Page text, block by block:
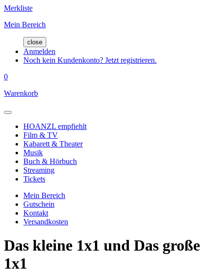
Merkliste
Mein Bereich
close
Anmelden
Noch kein Kundenkonto? Jetzt registrieren.
0
Warenkorb
HOANZL empfiehlt
Film & TV
Kabarett & Theater
Musik
Buch & Hörbuch
Streaming
Tickets
Mein Bereich
Gutschein
Kontakt
Versandkosten
Das kleine 1x1 und Das große
1x1